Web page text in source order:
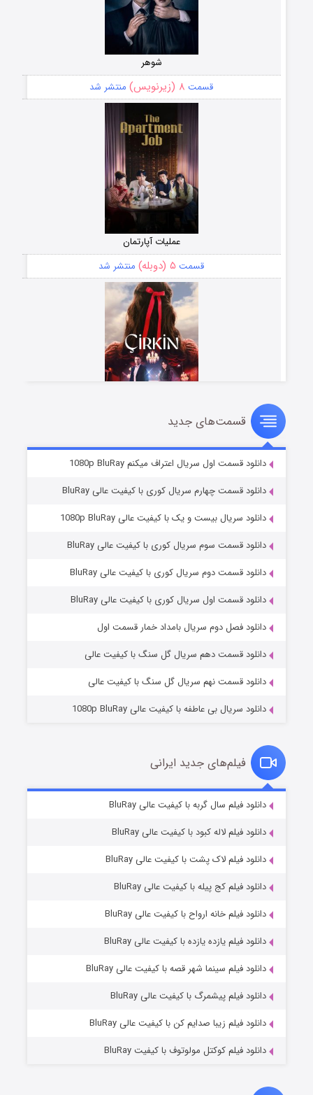
شوهر
قسمت ۸ (زیرنویس) منتشر شد
عملیات آپارتمان
قسمت ۵ (دوبله) منتشر شد
سریال زشت
قسمت۲ (زیرنویس) منتشر شد
مردگان متحرک: شهر مرده ۳
قسمت۲ (زیرنویس) منتشر شد
قسمت۷ (زیرنویس) منتشر شد
قسمت‌های جدید
دانلود قسمت اول سریال اعتراف میکنم 1080p BluRay
دانلود قسمت چهارم سریال کوری با کیفیت عالی BluRay
دانلود سریال بیست و یک با کیفیت عالی 1080p BluRay
دانلود قسمت سوم سریال کوری با کیفیت عالی BluRay
دانلود قسمت دوم سریال کوری با کیفیت عالی BluRay
دانلود قسمت اول سریال کوری با کیفیت عالی BluRay
دانلود فصل دوم سریال بامداد خمار قسمت اول
دانلود قسمت دهم سریال گل سنگ با کیفیت عالی
دانلود قسمت نهم سریال گل سنگ با کیفیت عالی
دانلود سریال بی عاطفه با کیفیت عالی 1080p BluRay
فیلم‌های جدید ایرانی
دانلود فیلم سال گربه با کیفیت عالی BluRay
دانلود فیلم لاله کبود با کیفیت عالی BluRay
دانلود فیلم لاک پشت با کیفیت عالی BluRay
دانلود فیلم کج‌ پیله با کیفیت عالی BluRay
دانلود فیلم خانه ارواح با کیفیت عالی BluRay
دانلود فیلم یازده یازده با کیفیت عالی BluRay
دانلود فیلم سینما شهر قصه با کیفیت عالی BluRay
دانلود فیلم پیشمرگ با کیفیت عالی BluRay
دانلود فیلم زیبا صدایم کن با کیفیت عالی BluRay
دانلود فیلم کوکتل مولوتوف با کیفیت BluRay